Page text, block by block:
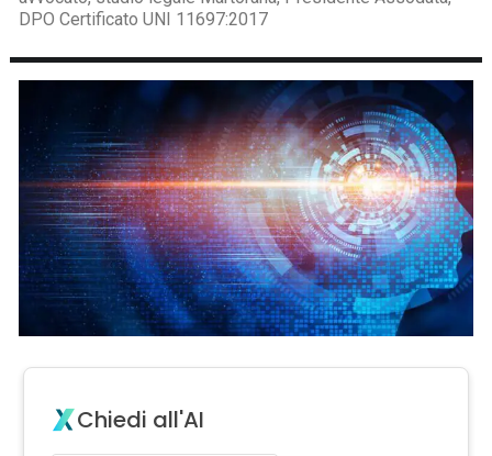
DPO Certificato UNI 11697:2017
Chiedi all'AI